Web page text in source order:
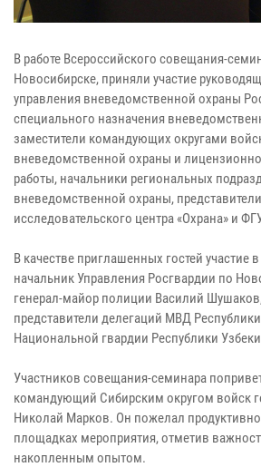
В работе Всероссийского совещания-
Новосибирске, приняли участие
управления вневедомственной охраны
специального назначения
заместители командующих округами
вневедомственной охраны и
работы, начальники региональных
вневедомственной охраны,
исследовательского центра «Охрана» и
В качестве приглашенных гостей участие
начальник Управления Росгвардии по
генерал-майор полиции Василий
представители делегаций МВД
Национальной гвардии Республики
Участников совещания-семинара
командующий Сибирским округом войск
Николай Марков. Он пожелал
площадках мероприятия, отметив
накопленным опытом.